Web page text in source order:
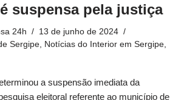
suspensa pela justiça
24h
13 de junho de 2024
Sergipe
Notícias do Interior em Sergipe
a suspensão imediata da
eleitoral referente ao município de